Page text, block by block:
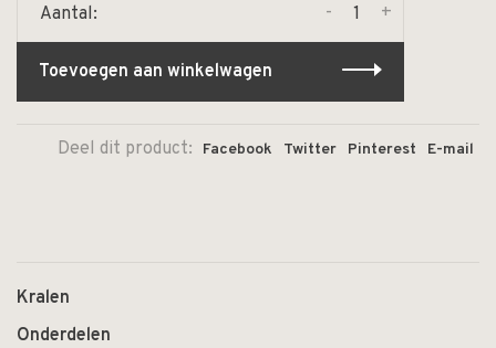
Aantal: +
-
Toevoegen aan winkelwagen
Deel dit product: Facebook Twitter Pinterest E-mail
Kralen
Onderdelen